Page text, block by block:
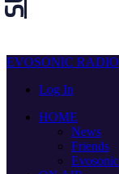
EVOSONIC RADIO
Log In
HOME
News
Friends